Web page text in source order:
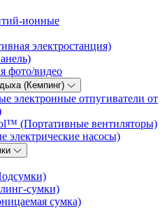
ионные
электростанция)
фото/видео
(Кемпинг)
электронные отпугиватели от
(Портативные вентиляторы)
электрические насосы)
сумки)
сумка)